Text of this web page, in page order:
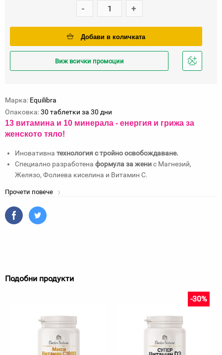
- +
Добави в количката
Виж всички промоции
Добави
Марка: Equilibra
Опаковка:30 таблетки за 30 дни
13 витамина и 10 минерала - енергия и грижа за
женското тяло!
Иновативна технология с тройно освобождаване.
Специално разработена формула за женис Магнезий,
Желязо, Фолиева киселина и Витамин C.
Прочети повече
Подобни продукти
-30%